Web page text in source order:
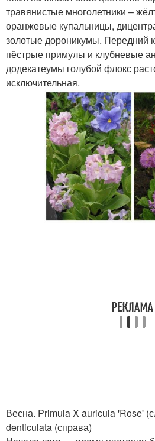
травянистые многолетники –
оранжевые купальницы,
золотые дороникумы. Передний
пёстрые примулы и клубневые
додекатеумы голубой флокс
исключительная.
Весна. Primula X auricula 'Rose'
denticulata (справа)